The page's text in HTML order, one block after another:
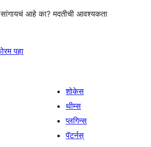
सांगायचं आहे का? मदतीची आवश्यकता
पहा
शोकेस
थीम्स
प्लगिन्स
पॅटर्नस्